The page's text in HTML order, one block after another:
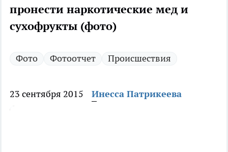
пронести наркотические мед и
сухофрукты (фото)
Фото Фотоотчет Происшествия
23 сентября 2015 Инесса Патрикеева